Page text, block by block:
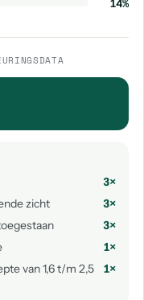
14%
3×
zicht
3×
3×
1×
van 1,6 t/m 2,5
1×